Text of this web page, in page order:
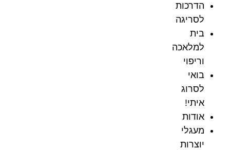
הדרכות
לסריגה
בית
למלאכה
וריפוי
בואי
לסרוג
איתי!
אודות
מעגלי
יוצרות